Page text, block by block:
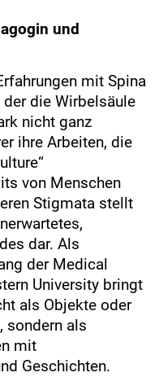
und
mit Spina
die Wirbelsäule
nicht ganz
ihre Arbeiten, die
von Menschen
Stigmata stellt
dar. Als
der Medical
University bringt
als Objekte oder
sondern als
mit
Geschichten.